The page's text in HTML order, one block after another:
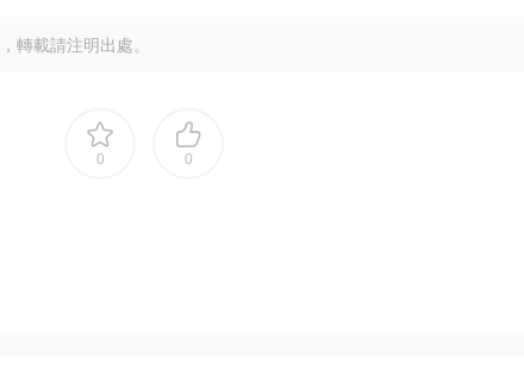
，轉載請注明出處。
0 0